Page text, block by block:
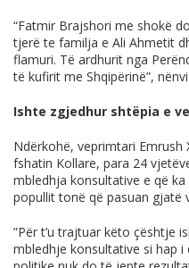
“Fatmir Brajshori me shokë
tjerë te familja e Ali Ahmetit
flamuri. Të ardhurit nga
të kufirit me Shqipërinë”,
Ishte zgjedhur shtëpia e
Ndërkohë, veprimtari Emrush
fshatin Kollare, para 24
mbledhja konsultative e që
popullit tonë që pasuan gjatë
”Për t’u trajtuar këto çështje
mbledhje konsultative si hap